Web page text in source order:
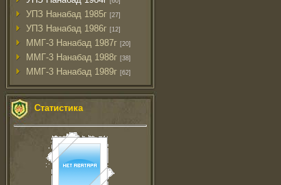
УПЗ Нанабад 1985г [27]
УПЗ Нанабад 1986г [12]
ММГ-3 Нанабад 1987г [20]
ММГ-3 Нанабад 1988г [38]
ММГ-3 Нанабад 1989г [62]
Статистика